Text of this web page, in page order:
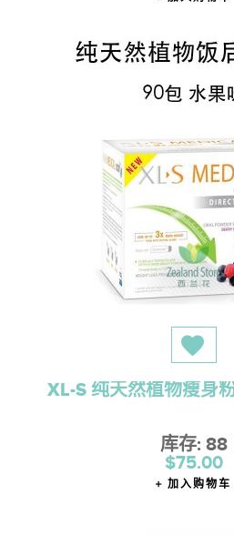
XL-S 纯天然植物瘦身
库存: 88
$75.00
加入购物车